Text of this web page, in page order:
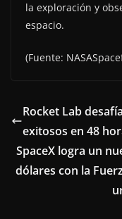
la exploración y
espacio.
(Fuente:
Rocket Lab
exitosos en 48
SpaceX logra un
dólares con la